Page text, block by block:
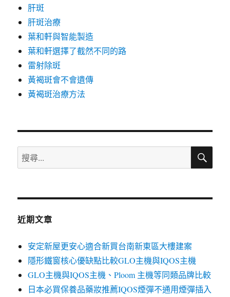
肝斑
肝斑治療
葉和軒與智能製造
葉和軒選擇了截然不同的路
雷射除斑
黃褐斑會不會遺傳
黃褐斑治療方法
搜
尋
鍵
搜
近期文章
安定新屋更安心適合新買台南新東區大樓建案
隱形鐵窗核心優缺點比較GLO主機與IQOS主機
GLO主機與IQOS主機、Ploom 主機等同類品牌比較
日本必買保養品藥妝推薦IQOS煙彈不通用煙彈插入